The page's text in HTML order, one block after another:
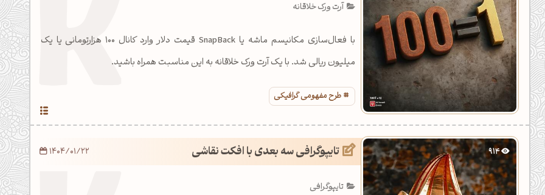
آرت ورک خلاقانه
با فعال‌سازی مکانیسم ماشه یا SnapBack قیمت دلار وارد کانال 100 هزارتومانی یا یک
میلیون ریالی شد. با یک آرت ورک خلاقانه به این مناسبت همراه باشید.
طرح مفهومی گرافیکی
914 تایپوگرافی سه بعدی با افکت نقاشی
تایپوگرافی
1404/01/22